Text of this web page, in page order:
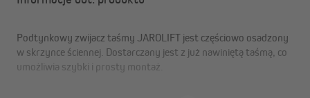
Podtynkowy zwijacz taśmy JAROLIFT jest częściowo osadzony
w skrzynce ściennej. Dostarczany jest z już nawiniętą taśmą, co
umożliwia szybki i prosty montaż.